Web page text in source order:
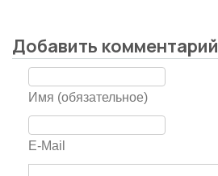
Добавить комментарий
Имя (обязательное)
E-Mail